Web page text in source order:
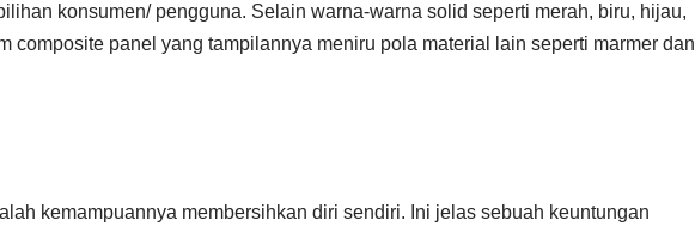
konsumen/ pengguna. Selain warna-warna solid seperti merah, biru, hijau,
composite panel yang tampilannya meniru pola material lain seperti marmer dan
kemampuannya membersihkan diri sendiri. Ini jelas sebuah keuntungan